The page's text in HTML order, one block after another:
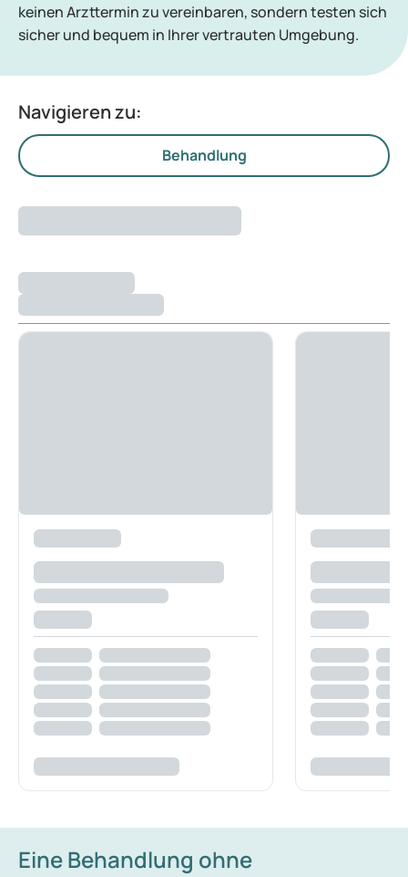
keinen Arzttermin zu vereinbaren, sondern testen sich
sicher und bequem in Ihrer vertrauten Umgebung.
Navigieren zu:
Behandlung
Eine Behandlung ohne